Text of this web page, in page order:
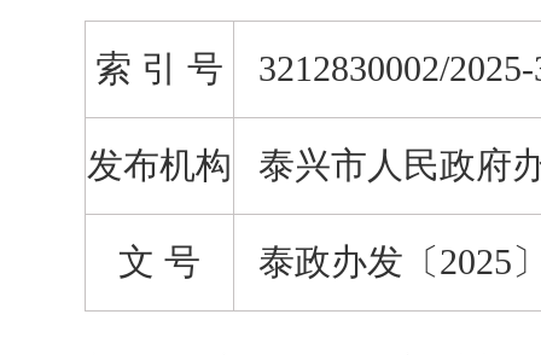
索 引 号 3212830002/
发布机构 泰兴市人民政府
文 号 泰政办发〔2025